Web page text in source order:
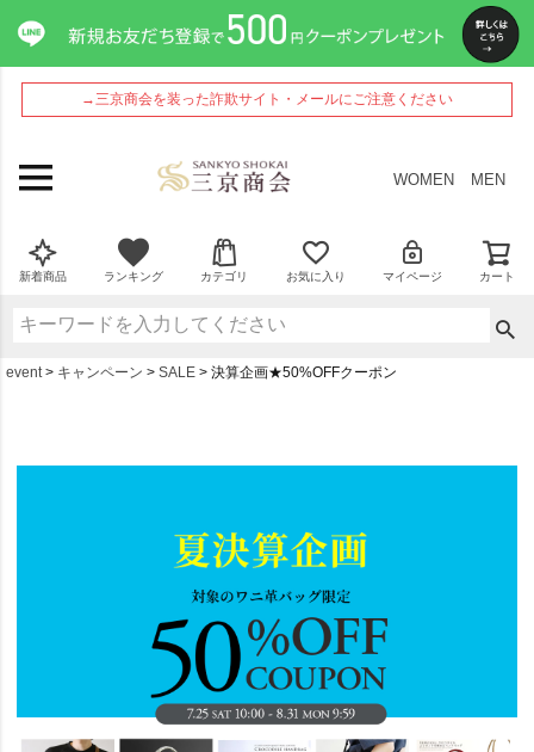
→三京商会を装った詐欺サイト・メールにご注意ください
WOMEN MEN
新着商品 ランキング カテゴリ お気に入り マイページ カート
event キャンペーン SALE 決算企画★50%OFFクーポン